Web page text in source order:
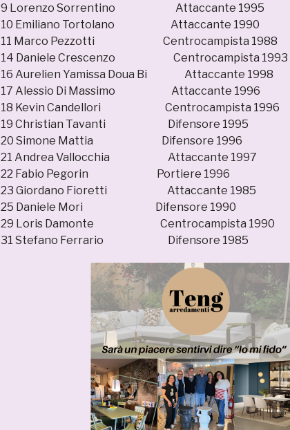
9 Lorenzo Sorrentino Attaccante 1995
10 Emiliano Tortolano Attaccante 1990
11 Marco Pezzotti Centrocampista 1988
14 Daniele Crescenzo Centrocampista 1993
16 Aurelien Yamissa Doua Bi Attaccante 1998
17 Alessio Di Massimo Attaccante 1996
18 Kevin Candellori Centrocampista 1996
19 Christian Tavanti Difensore 1995
20 Simone Mattia Difensore 1996
21 Andrea Vallocchia Attaccante 1997
22 Fabio Pegorin Portiere 1996
23 Giordano Fioretti Attaccante 1985
25 Daniele Mori Difensore 1990
29 Loris Damonte Centrocampista 1990
31 Stefano Ferrario Difensore 1985